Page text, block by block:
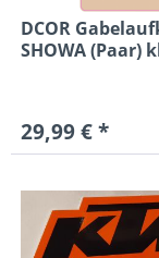
DCOR
SHOWA (Paar)
29,99 € *